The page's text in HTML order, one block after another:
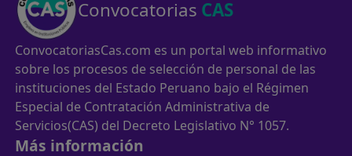
Convocatorias CAS
ConvocatoriasCas.com es un portal web informativo
sobre los procesos de selección de personal de las
instituciones del Estado Peruano bajo el Régimen
Especial de Contratación Administrativa de
Servicios(CAS) del Decreto Legislativo N° 1057.
Más información